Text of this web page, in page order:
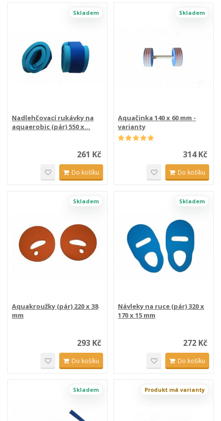
Skladem
Nadlehčovací rukávky na
aquaerobic (pár) 550 x...
261 Kč
Do košíku
Skladem
Aquačinka 140 x 60 mm -
varianty
314 Kč
Do košíku
Skladem
Aquakroužky (pár) 220 x 38
mm
293 Kč
Do košíku
Skladem
Návleky na ruce (pár) 320 x
170 x 15 mm
272 Kč
Do košíku
Skladem Produkt má varianty